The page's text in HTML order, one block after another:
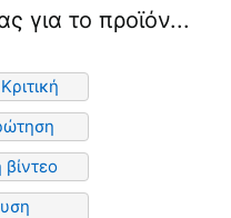
για το προϊόν...